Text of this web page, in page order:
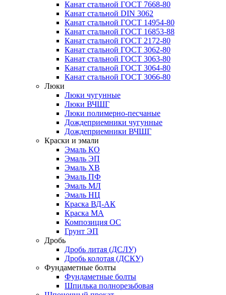
Канат стальной ГОСТ 7668-80
Канат стальной DIN 3062
Канат стальной ГОСТ 14954-80
Канат стальной ГОСТ 16853-88
Канат стальной ГОСТ 2172-80
Канат стальной ГОСТ 3062-80
Канат стальной ГОСТ 3063-80
Канат стальной ГОСТ 3064-80
Канат стальной ГОСТ 3066-80
Люки
Люки чугунные
Люки ВЧШГ
Люки полимерно-песчаные
Дождеприемники чугунные
Дождеприемники ВЧШГ
Краски и эмали
Эмаль КО
Эмаль ЭП
Эмаль ХВ
Эмаль ПФ
Эмаль МЛ
Эмаль НЦ
Краска ВД-АК
Краска МА
Композиция ОС
Грунт ЭП
Дробь
Дробь литая (ДСЛУ)
Дробь колотая (ДСКУ)
Фундаметные болты
Фундаметные болты
Шпилька полнорезьбовая